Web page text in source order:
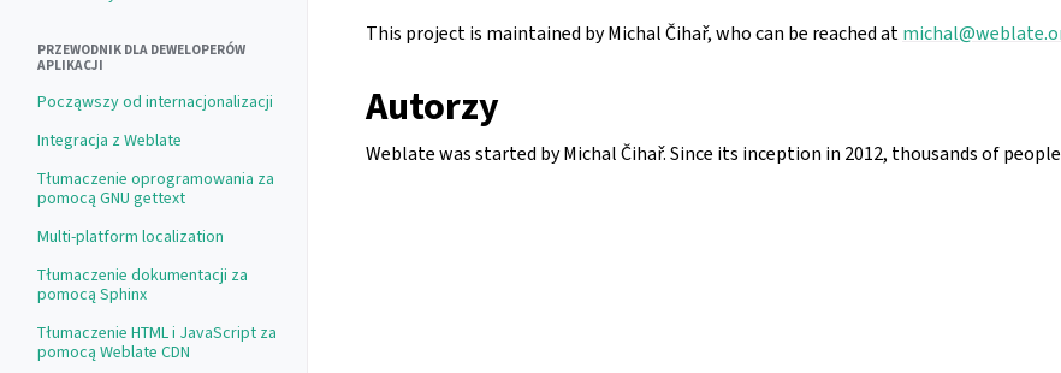
PRZEWODNIK DLA DEWELOPERÓW
APLIKACJI
Począwszy od internacjonalizacji
Integracja z Weblate
Tłumaczenie oprogramowania za
pomocą GNU gettext
Multi-platform localization
Tłumaczenie dokumentacji za
pomocą Sphinx
Tłumaczenie HTML i JavaScript za
pomocą Weblate CDN
This project is maintained by Michal Čihař, who can be reached atmichal@weblate.
Autorzy
Weblate was started by Michal Čihař. Since its inception in 2012, thousands of